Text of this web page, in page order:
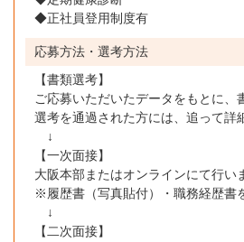
◆正社員登用制度有
応募方法・選考方法
【書類選考】
ご応募いただいたデータをもとに、
選考を通過された方には、追って詳
↓
【一次面接】
大阪本部またはオンラインにて行い
※履歴書（写真貼付）・職務経歴書
↓
【二次面接】